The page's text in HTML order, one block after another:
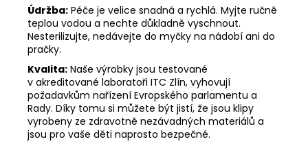
Údržba: Péče je velice snadná a rychlá. Myjte ručně
teplou vodou a nechte důkladně vyschnout.
Nesterilizujte, nedávejte do myčky na nádobí ani do
pračky.
Kvalita: Naše výrobky jsou testované
v akreditované laboratoři ITC Zlín, vyhovují
požadavkům nařízení Evropského parlamentu a
Rady. Díky tomu si můžete být jistí, že jsou klipy
vyrobeny ze zdravotně nezávadných materiálů a
jsou pro vaše děti naprosto bezpečné.